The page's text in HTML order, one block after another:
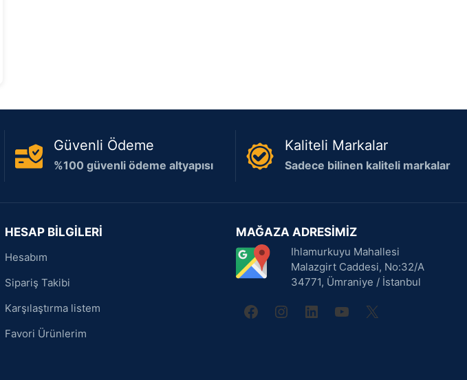
Güvenli Ödeme
%100 güvenli ödeme altyapısı
Kaliteli Markalar
Sadece bilinen kaliteli markalar
HESAP BİLGİLERİ
Hesabım
Sipariş Takibi
Karşılaştırma listem
Favori Ürünlerim
MAĞAZA ADRESİMİZ
Ihlamurkuyu Mahallesi
Malazgirt Caddesi, No:32/A
34771, Ümraniye / İstanbul
facebook
instagram
linkedinyoutube
X